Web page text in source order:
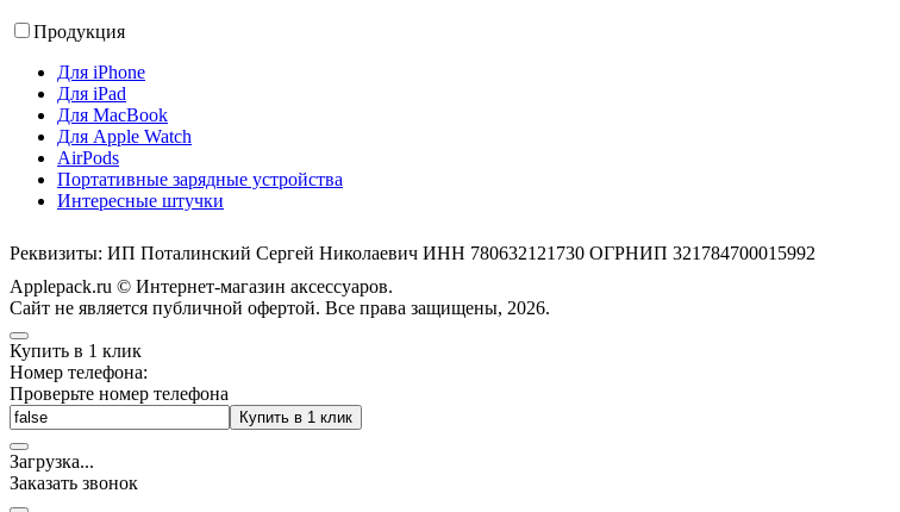
Продукция
Для iPhone
Для iPad
Для MacBook
Для Apple Watch
AirPods
Портативные зарядные устройства
Интересные штучки
Реквизиты: ИП Поталинский Сергей Николаевич ИНН 780632121730 ОГРНИП 321784700015992
Applepack.ru © Интернет-магазин аксессуаров.
Cайт не является публичной офертой. Все права защищены, 2026.
Купить в 1 клик
Номер телефона:
Проверьте номер телефона
Купить в 1 клик
Загрузка...
Заказать звонок